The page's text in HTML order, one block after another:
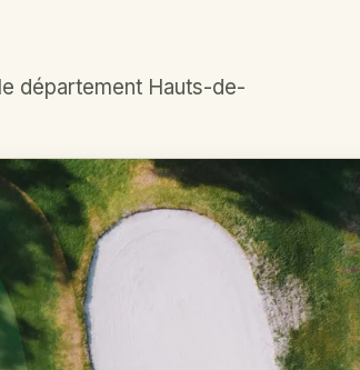
département Hauts-de-